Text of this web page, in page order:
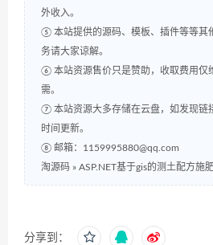
外收入。
⑤ 本站提供的源码、模板、插件等等其
务请大家谅解。
⑥ 本站资源售价只是赞助，收取费用仅
需。
⑦ 本站资源大多存储在云盘，如发现链
时间更新。
⑧ 邮箱：1159995880@qq.com
淘源码 » ASP.NET基于gis的测土配方施
分享到：